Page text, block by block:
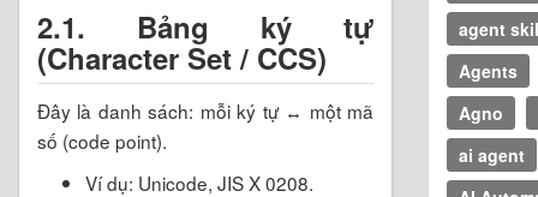
2.1. Bảng ký tự
(Character Set / CCS)
Đây là danh sách: mỗi ký tự ↔ một mã
số (code point).
Ví dụ: Unicode, JIS X 0208.
agent
Agents
Agno
ai agent